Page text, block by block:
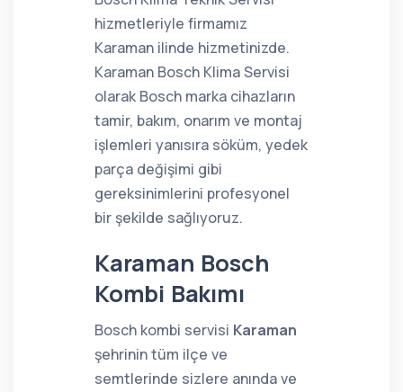
hizmetleriyle firmamız
Karaman ilinde hizmetinizde.
Karaman Bosch Klima Servisi
olarak Bosch marka cihazların
tamir, bakım, onarım ve montaj
işlemleri yanısıra söküm, yedek
parça değişimi gibi
gereksinimlerini profesyonel
bir şekilde sağlıyoruz.
Karaman Bosch
Kombi Bakımı
Bosch kombi servisi Karaman
şehrinin tüm ilçe ve
semtlerinde sizlere anında ve